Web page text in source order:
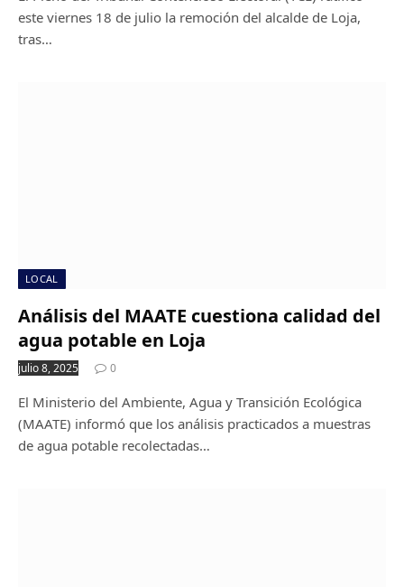
este viernes 18 de julio la remoción del alcalde de Loja,
tras…
LOCAL
Análisis del MAATE cuestiona calidad del
agua potable en Loja
julio 8, 2025 0
El Ministerio del Ambiente, Agua y Transición Ecológica
(MAATE) informó que los análisis practicados a muestras
de agua potable recolectadas…